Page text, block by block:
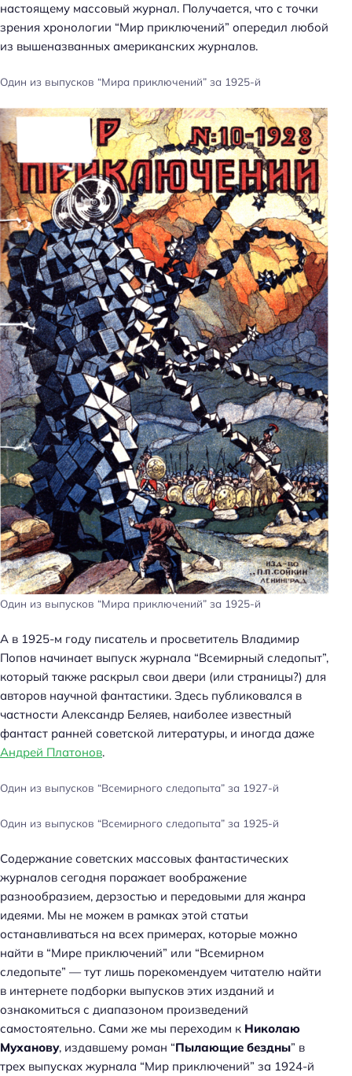
настоящему массовый журнал. Получается, что с точки
зрения хронологии “Мир приключений” опередил любой
из вышеназванных американских журналов.
Один из выпусков “Мира приключений” за 1925-й
Один из выпусков “Мира приключений” за 1925-й
А в 1925-м году писатель и просветитель Владимир
Попов начинает выпуск журнала “Всемирный следопыт”,
который также раскрыл свои двери (или страницы?) для
авторов научной фантастики. Здесь публиковался в
частности Александр Беляев, наиболее известный
фантаст ранней советской литературы, и иногда даже
Андрей Платонов.
Один из выпусков “Всемирного следопыта” за 1927-й
Один из выпусков “Всемирного следопыта” за 1925-й
Содержание советских массовых фантастических
журналов сегодня поражает воображение
разнообразием, дерзостью и передовыми для жанра
идеями. Мы не можем в рамках этой статьи
останавливаться на всех примерах, которые можно
найти в “Мире приключений” или “Всемирном
следопыте” — тут лишь порекомендуем читателю найти
в интернете подборки выпусков этих изданий и
ознакомиться с диапазоном произведений
самостоятельно. Сами же мы переходим к Николаю
Муханову, издавшему роман “Пылающие бездны” в
трех выпусках журнала “Мир приключений” за 1924-й